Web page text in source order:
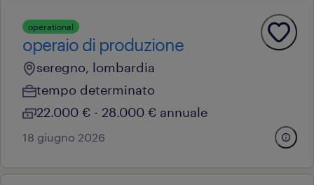
operational
operaio di produzione
seregno, lombardia
tempo determinato
22.000 € - 28.000 € annuale
18 giugno 2026